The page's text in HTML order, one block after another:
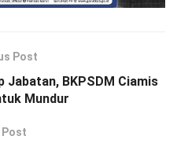
Post
Jabatan, BKPSDM Ciamis
Mundur
Post